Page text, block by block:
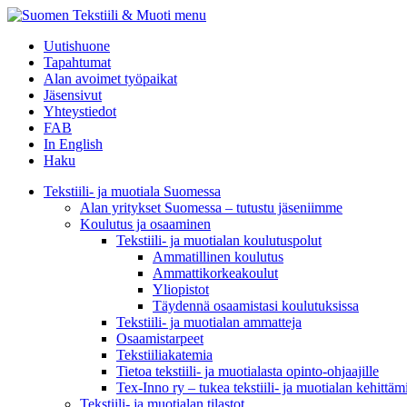
menu
Uutishuone
Tapahtumat
Alan avoimet työpaikat
Jäsensivut
Yhteystiedot
FAB
In English
Haku
Tekstiili- ja muotiala Suomessa
Alan yritykset Suomessa – tutustu jäseniimme
Koulutus ja osaaminen
Tekstiili- ja muotialan koulutuspolut
Ammatillinen koulutus
Ammattikorkeakoulut
Yliopistot
Täydennä osaamistasi koulutuksissa
Tekstiili- ja muotialan ammatteja
Osaamistarpeet
Tekstiiliakatemia
Tietoa tekstiili- ja muotialasta opinto-ohjaajille
Tex-Inno ry – tukea tekstiili- ja muotialan
Tekstiili- ja muotialan tilastot